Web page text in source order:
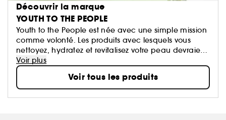
Découvrir la marque
YOUTH TO THE PEOPLE
Youth to the People est née avec une simple mission
comme volonté. Les produits avec lesquels vous
nettoyez, hydratez et revitalisez votre peau devraient
être aussi naturels et riches que ceux présents dans
votre corps. La marque combine science
et aliments, formulations précises et personnalisées.
Voir plus
Voir tous les produits